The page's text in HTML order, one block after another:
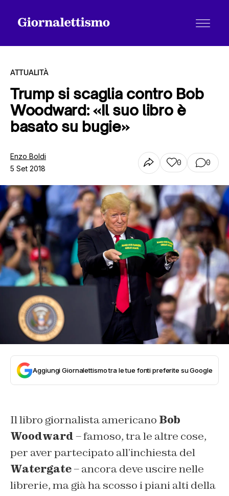
Tutti gli articoli
Chi siamo
Contatti
ATTUALITÀ
Trump si scaglia contro Bob
Woodward: «Il suo libro è
basato su bugie»
Enzo Boldi
5 Set 2018
0 0
Aggiungi Giornalettismo tra le tue fonti preferite su Google
Il libro giornalista americano Bob
Woodward– famoso, tra le altre cose,
per aver partecipato all’inchiesta del
Watergate– ancora deve uscire nelle
librerie, ma già ha scosso i piani alti della